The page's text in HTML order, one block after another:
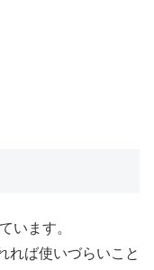
います。
れば使いづらいこと